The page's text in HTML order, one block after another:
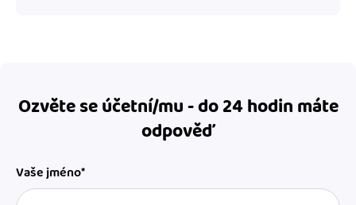
Ozvěte se účetní/mu - do 24 hodin máte
odpověď
Vaše jméno*